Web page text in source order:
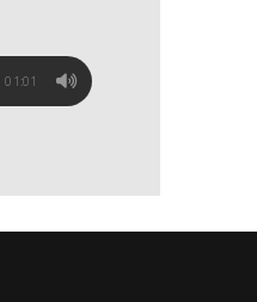
01:01